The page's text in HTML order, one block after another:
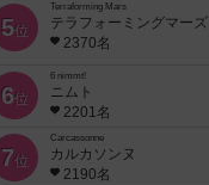
5位
Terraforming Mars
テラフォーミングマーズ
2370名
6位
6 nimmt!
ニムト
2201名
7位
Carcassonne
カルカソンヌ
2190名